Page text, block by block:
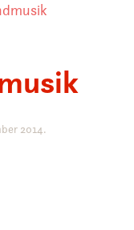
2014.